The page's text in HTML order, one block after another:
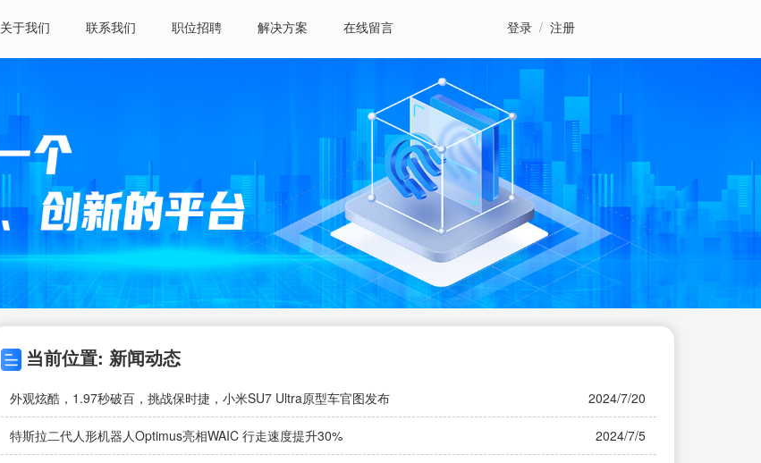
关于我们 联系我们 职位招聘 解决方案 在线留言 登录 / 注册
当前位置: 新闻动态
外观炫酷，1.97秒破百，挑战保时捷，小米SU7 Ultra原型车官图发布 2024/7/20
特斯拉二代人形机器人Optimus亮相WAIC 行走速度提升30% 2024/7/5